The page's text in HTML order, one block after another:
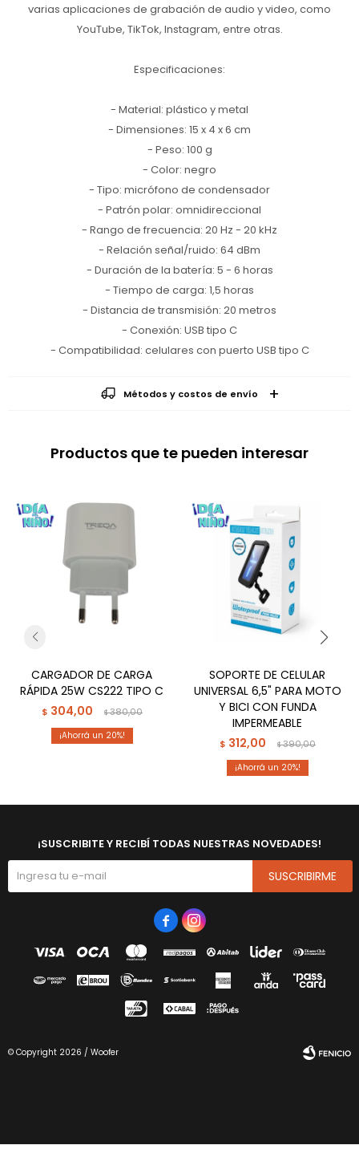
varias aplicaciones de grabación de audio y video, como
YouTube, TikTok, Instagram, entre otras.
Especificaciones:
- Material: plástico y metal
- Dimensiones: 15 x 4 x 6 cm
- Peso: 100 g
- Color: negro
- Tipo: micrófono de condensador
- Patrón polar: omnidireccional
- Rango de frecuencia: 20 Hz - 20 kHz
- Relación señal/ruido: 64 dBm
- Duración de la batería: 5 - 6 horas
- Tiempo de carga: 1,5 horas
- Distancia de transmisión: 20 metros
- Conexión: USB tipo C
- Compatibilidad: celulares con puerto USB tipo C
Métodos y costos de envío
Productos que te pueden interesar
CARGADOR DE CARGA
RÁPIDA 25W CS222 TIPO C
$ 304,00 $380,00
20
SOPORTE DE CELULAR
UNIVERSAL 6,5" PARA MOTO
Y BICI CON FUNDA
IMPERMEABLE
$ 312,00 $390,00
20
¡SUSCRIBITE Y RECIBÍ TODAS NUESTRAS NOVEDADES!
SUSCRIBIRME
 
© Copyright 2026 / Woofer